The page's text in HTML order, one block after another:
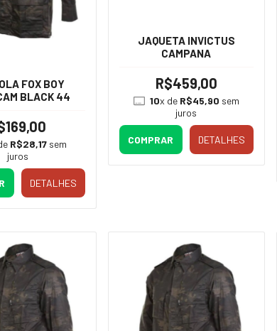
FOX BOY
BLACK 44
R$28,17 sem
juros
DETALHES
JAQUETA INVICTUS
CAMPANA
R$459,00
10x de R$45,90 sem
juros
COMPRAR DETALHES